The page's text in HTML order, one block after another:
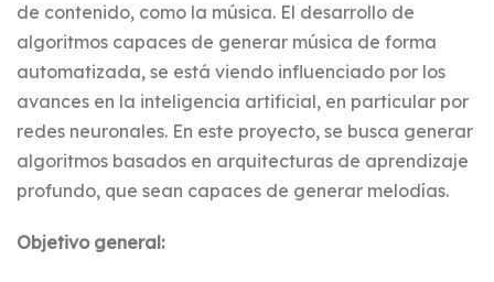
de contenido, como la música. El desarrollo de
algoritmos capaces de generar música de forma
automatizada, se está viendo influenciado por los
avances en la inteligencia artificial, en particular por
redes neuronales. En este proyecto, se busca generar
algoritmos basados en arquitecturas de aprendizaje
profundo, que sean capaces de generar melodías.
Objetivo general: